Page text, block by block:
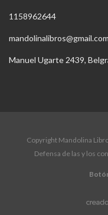
1158962644
mandolinalibros@gmail.com
Manuel Ugarte 2439,
Copyright Mandolina
Defensa de las y los